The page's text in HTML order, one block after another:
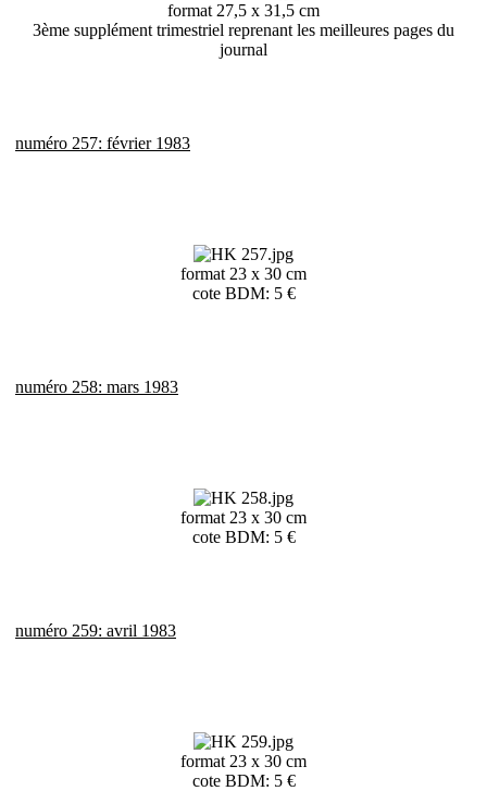
format 27,5 x 31,5 cm
3ème supplément trimestriel reprenant les meilleures pages du
journal
numéro 257: février 1983
format 23 x 30 cm
cote BDM: 5 €
numéro 258: mars 1983
format 23 x 30 cm
cote BDM: 5 €
numéro 259: avril 1983
format 23 x 30 cm
cote BDM: 5 €